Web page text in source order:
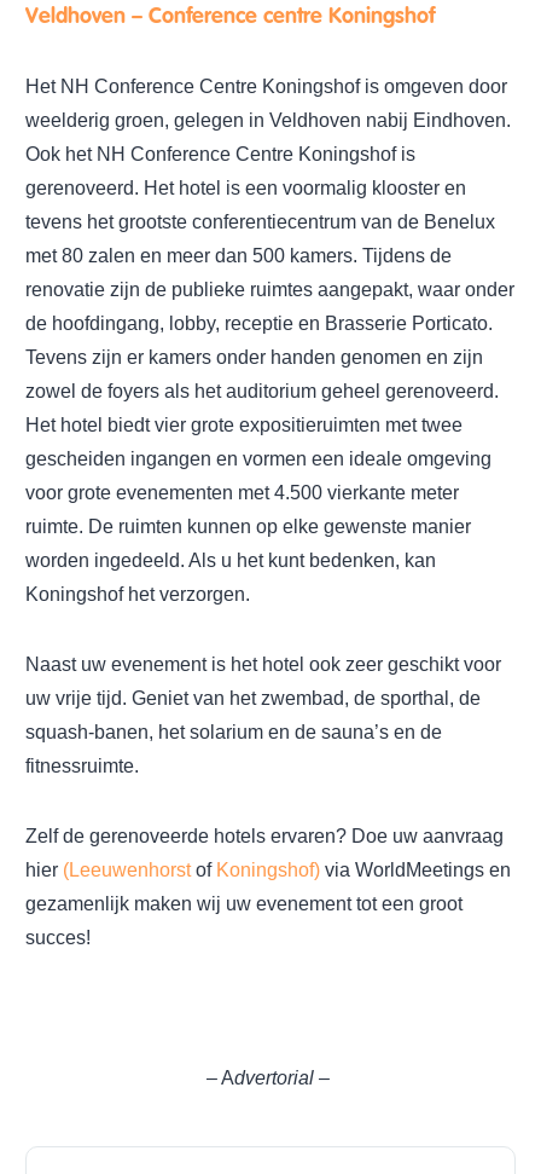
Veldhoven – Conference centre Koningshof
Het NH Conference Centre Koningshof is omgeven door
weelderig groen, gelegen in Veldhoven nabij Eindhoven.
Ook het NH Conference Centre Koningshof is
gerenoveerd. Het hotel is een voormalig klooster en
tevens het grootste conferentiecentrum van de Benelux
met 80 zalen en meer dan 500 kamers. Tijdens de
renovatie zijn de publieke ruimtes aangepakt, waar onder
de hoofdingang, lobby, receptie en Brasserie Porticato.
Tevens zijn er kamers onder handen genomen en zijn
zowel de foyers als het auditorium geheel gerenoveerd.
Het hotel biedt vier grote expositieruimten met twee
gescheiden ingangen en vormen een ideale omgeving
voor grote evenementen met 4.500 vierkante meter
ruimte. De ruimten kunnen op elke gewenste manier
worden ingedeeld. Als u het kunt bedenken, kan
Koningshof het verzorgen.
Naast uw evenement is het hotel ook zeer geschikt voor
uw vrije tijd. Geniet van het zwembad, de sporthal, de
squash-banen, het solarium en de sauna’s en de
fitnessruimte.
Zelf de gerenoveerde hotels ervaren? Doe uw aanvraag
hier (Leeuwenhorstof Koningshof) via WorldMeetings en
gezamenlijk maken wij uw evenement tot een groot
succes!
– Advertorial –